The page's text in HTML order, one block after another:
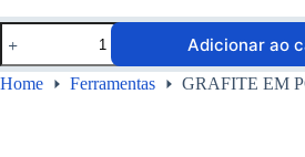
Adicionar ao
Home Ferramentas GRAFITE EM